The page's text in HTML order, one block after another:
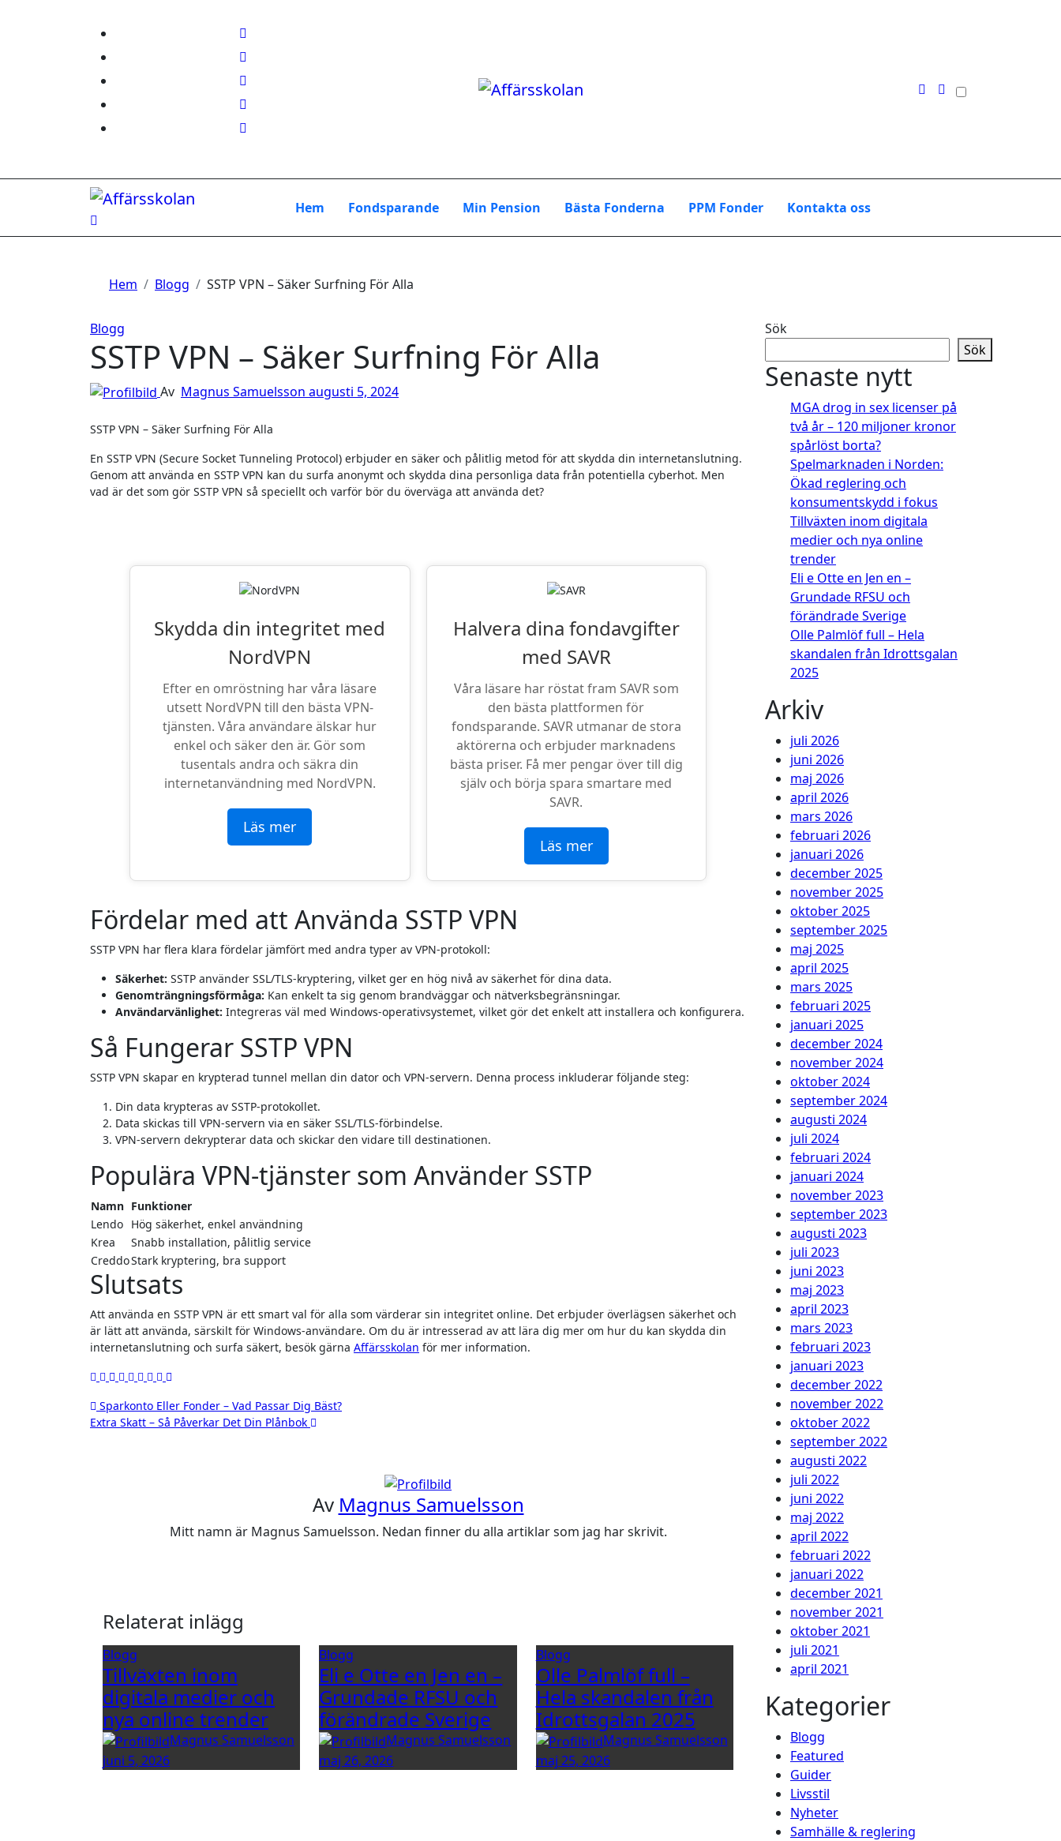
Hem Fondsparande Min Pension Bästa Fonderna PPM Fonder Kontakta oss
Hem Blogg SSTP VPN – Säker Surfning För Alla
Blogg
SSTP VPN – Säker Surfning För Alla
Av Magnus Samuelsson augusti 5, 2024
SSTP VPN – Säker Surfning För Alla
En SSTP VPN (Secure Socket Tunneling Protocol) erbjuder en säker och pålitlig metod för att skydda din internetanslutning.
Genom att använda en SSTP VPN kan du surfa anonymt och skydda dina personliga data från potentiella cyberhot. Men
vad är det som gör SSTP VPN så speciellt och varför bör du överväga att använda det?
Skydda din integritet med
NordVPN
Efter en omröstning har våra läsare
utsett NordVPN till den bästa VPN-
tjänsten. Våra användare älskar hur
enkel och säker den är. Gör som
tusentals andra och säkra din
internetanvändning med NordVPN.
Läs mer
Halvera dina fondavgifter
med SAVR
Våra läsare har röstat fram SAVR som
den bästa plattformen för
fondsparande. SAVR utmanar de stora
aktörerna och erbjuder marknadens
bästa priser. Få mer pengar över till dig
själv och börja spara smartare med
SAVR.
Läs mer
Fördelar med att Använda SSTP VPN
SSTP VPN har flera klara fördelar jämfört med andra typer av VPN-protokoll:
Säkerhet: SSTP använder SSL/TLS-kryptering, vilket ger en hög nivå av säkerhet för dina data.
Genomträngningsförmåga: Kan enkelt ta sig genom brandväggar och nätverksbegränsningar.
Användarvänlighet: Integreras väl med Windows-operativsystemet, vilket gör det enkelt att installera och konfigurera.
Så Fungerar SSTP VPN
SSTP VPN skapar en krypterad tunnel mellan din dator och VPN-servern. Denna process inkluderar följande steg:
Din data krypteras av SSTP-protokollet.
Data skickas till VPN-servern via en säker SSL/TLS-förbindelse.
VPN-servern dekrypterar data och skickar den vidare till destinationen.
Populära VPN-tjänster som Använder SSTP
Namn Funktioner
Lendo Hög säkerhet, enkel användning
Krea
Snabb installation, pålitlig service
CreddoStark kryptering, bra support
Slutsats
Att använda en SSTP VPN är ett smart val för alla som värderar sin integritet online. Det erbjuder överlägsen säkerhet och
är lätt att använda, särskilt för Windows-användare. Om du är intresserad av att lära dig mer om hur du kan skydda din
internetanslutning och surfa säkert, besök gärna Affärsskolan för mer information.
Inläggsnavigering
Sparkonto Eller Fonder – Vad Passar Dig Bäst?
Extra Skatt – Så Påverkar Det Din Plånbok
Av Magnus Samuelsson
Mitt namn är Magnus Samuelsson. Nedan finner du alla artiklar som jag har skrivit.
Relaterat inlägg
Blogg
Tillväxten inom
digitala medier och
nya online trender
Magnus Samuelsson
juni 5, 2026
Blogg
Eli e Otte en Jen en –
Grundade RFSU och
förändrade Sverige
Magnus Samuelsson
maj 26, 2026
Blogg
Olle Palmlöf full –
Hela skandalen från
Idrottsgalan 2025
Magnus Samuelsson
maj 25, 2026
Sök
Sök
Senaste nytt
MGA drog in sex licenser på
två år – 120 miljoner kronor
spårlöst borta?
Spelmarknaden i Norden:
Ökad reglering och
konsumentskydd i fokus
Tillväxten inom digitala
medier och nya online
trender
Eli e Otte en Jen en –
Grundade RFSU och
förändrade Sverige
Olle Palmlöf full – Hela
skandalen från Idrottsgalan
2025
Arkiv
juli 2026
juni 2026
maj 2026
april 2026
mars 2026
februari 2026
januari 2026
december 2025
november 2025
oktober 2025
september 2025
maj 2025
april 2025
mars 2025
februari 2025
januari 2025
december 2024
november 2024
oktober 2024
september 2024
augusti 2024
juli 2024
februari 2024
januari 2024
november 2023
september 2023
augusti 2023
juli 2023
juni 2023
maj 2023
april 2023
mars 2023
februari 2023
januari 2023
december 2022
november 2022
oktober 2022
september 2022
augusti 2022
juli 2022
juni 2022
maj 2022
april 2022
februari 2022
januari 2022
december 2021
november 2021
oktober 2021
juli 2021
april 2021
Kategorier
Blogg
Featured
Guider
Livsstil
Nyheter
Samhälle & reglering